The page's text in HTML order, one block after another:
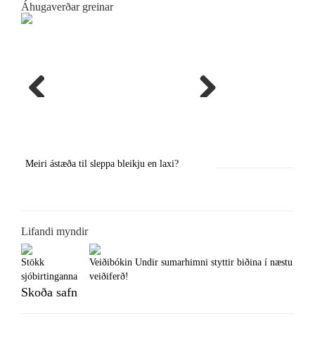
Áhugaverðar greinar
Örstutt vorveiðiráð
Lifandi myndir
Stökk
sjóbirtinganna
Veiðibókin Undir sumarhimni styttir biðina í næstu
veiðiferð!
Skoða safn